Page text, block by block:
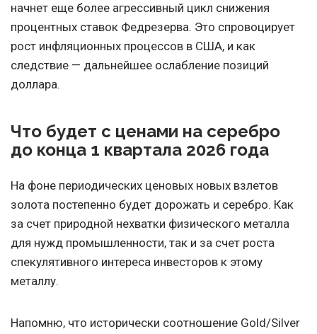
начнет еще более агрессивный цикл снижения
процентных ставок Федрезерва. Это спровоцирует
рост инфляционных процессов в США, и как
следствие — дальнейшее ослабление позиций
доллара.
Что будет с ценами на серебро
до конца 1 квартала 2026 года
На фоне периодических ценовых новых взлетов
золота постепенно будет дорожать и серебро. Как
за счет природной нехватки физического металла
для нужд промышленности, так и за счет роста
спекулятивного интереса инвесторов к этому
металлу.
Напомню, что исторически соотношение Gold/Silver